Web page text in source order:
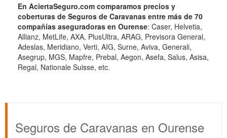
En AciertaSeguro.com comparamos precios y
coberturas de Seguros de Caravanas entre más de 70
compañías aseguradoras en Ourense: Caser, Helvetia,
Allianz, MetLife, AXA, PlusUltra, ARAG, Previsora General,
Adeslas, Meridiano, Verti, AIG, Surne, Aviva, Generali,
Asegrup, MGS, Mapfre, Prebal, Aegon, Asefa, Salus, Asisa,
Regal, Nationale Suisse, etc.
Seguros de Caravanas en Ourense